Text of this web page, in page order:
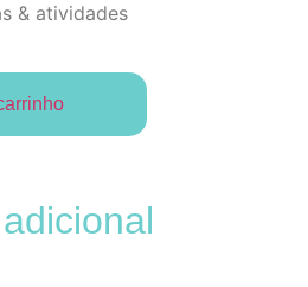
& atividades